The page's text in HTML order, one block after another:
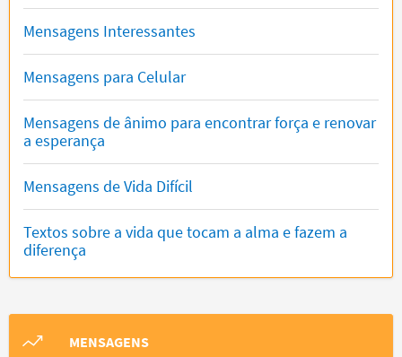
Mensagens Interessantes
Mensagens para Celular
Mensagens de ânimo para encontrar força e renovar
a esperança
Mensagens de Vida Difícil
Textos sobre a vida que tocam a alma e fazem a
diferença
MENSAGENS